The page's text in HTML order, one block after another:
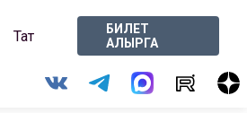
Тат
БИЛЕТ
АЛЫРГА